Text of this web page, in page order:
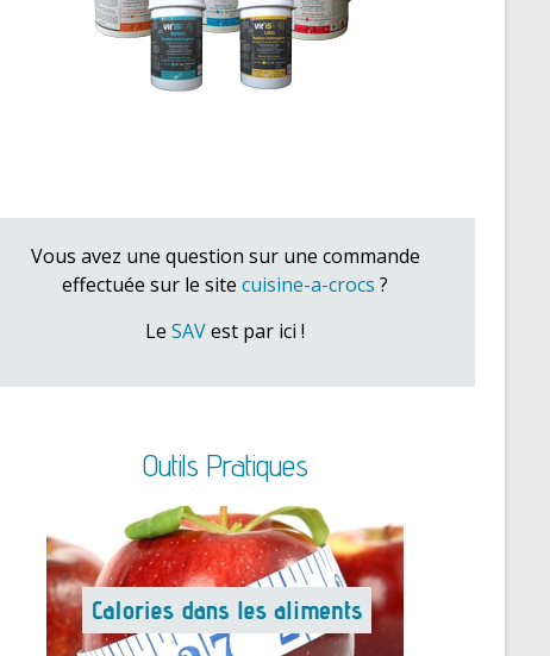
Vous avez une question sur une commande
effectuée sur le site cuisine-a-crocs ?
Le SAVest par ici !
Outils Pratiques